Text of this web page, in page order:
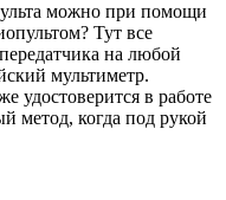
можно при помощи
Тут все
на любой
мультиметр.
удостоверится в работе
метод, когда под рукой